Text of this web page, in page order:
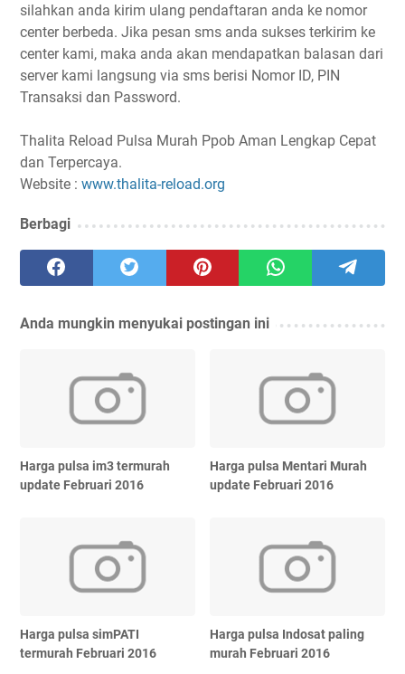
silahkan anda kirim ulang pendaftaran anda ke nomor
center berbeda. Jika pesan sms anda sukses terkirim ke
center kami, maka anda akan mendapatkan balasan dari
server kami langsung via sms berisi Nomor ID, PIN
Transaksi dan Password.
Thalita Reload Pulsa Murah Ppob Aman Lengkap Cepat
dan Terpercaya.
Website : www.thalita-reload.org
Berbagi
Anda mungkin menyukai postingan ini
Harga pulsa im3 termurah
update Februari 2016
Harga pulsa Mentari Murah
update Februari 2016
Harga pulsa simPATI
termurah Februari 2016
Harga pulsa Indosat paling
murah Februari 2016